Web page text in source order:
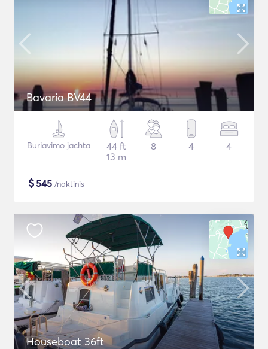
Bavaria BV44
Buriavimo jachta
44 ft
13 m
8 4 4
$545 /naktinis
Houseboat 36ft